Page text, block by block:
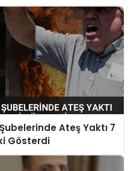
Ateş Yaktı 7
Gösterdi